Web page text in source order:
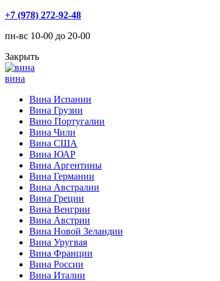
+7 (978) 272-92-48
пн-вс 10-00 до 20-00
Закрыть
вина
Вина Испании
Вина Грузии
Вино Португалии
Вина Чили
Вина США
Вина ЮАР
Вина Аргентины
Вина Германии
Вина Австралии
Вина Греции
Вина Венгрии
Вина Австрии
Вина Новой Зеландии
Вина Уругвая
Вина Франции
Вина России
Вина Италии